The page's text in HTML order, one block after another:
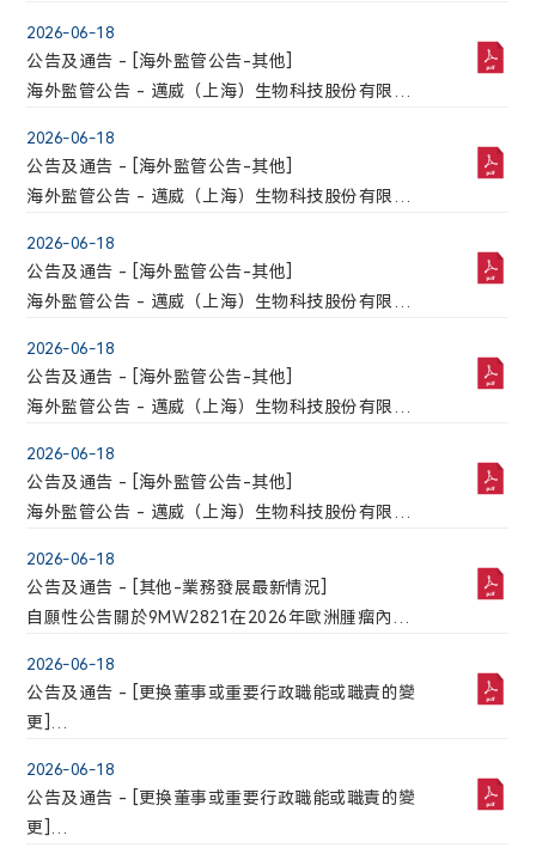
報形式報告最新臨床數據的公告
2026-06-18
公告及通告 - [海外監管公告-其他]
海外監管公告 - 邁威（上海）生物科技股份有限公
2026-06-18
公告及通告 - [海外監管公告-其他]
海外監管公告 - 邁威（上海）生物科技股份有限公
2026-06-18
公告及通告 - [海外監管公告-其他]
海外監管公告 - 邁威（上海）生物科技股份有限公
2026-06-18
公告及通告 - [海外監管公告-其他]
海外監管公告 - 邁威（上海）生物科技股份有限公
2026-06-18
公告及通告 - [海外監管公告-其他]
海外監管公告 - 邁威（上海）生物科技股份有限公
2026-06-18
公告及通告 - [其他-業務發展最新情況]
自願性公告關於9MW2821在2026年歐洲腫瘤內科
2026-06-18
公告及通告 - [更換董事或重要行政職能或職責的變
更]
2026-06-18
公告及通告 - [更換董事或重要行政職能或職責的變
更]